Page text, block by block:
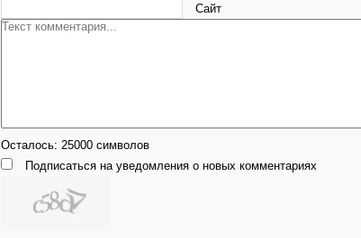
Сайт
Осталось: 25000 символов
Подписаться на уведомления о новых комментариях